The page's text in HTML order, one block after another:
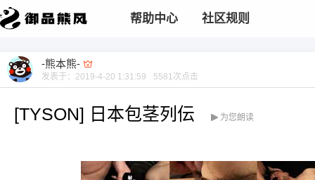
帮助中心 社区规则
-熊本熊-
发表于： 2019-4-20 1:31:59 5581次点击
[TYSON] 日本包茎列伝 为您朗读